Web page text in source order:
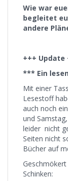
Wie war
begleitet
andere
+++ Update
*** Ein
Mit einer
Lesestoff
auch noch
und
leider nicht
Seiten nicht
Bücher auf
Schinken: